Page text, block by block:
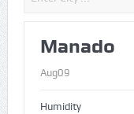
Manado
Aug09
Humidity